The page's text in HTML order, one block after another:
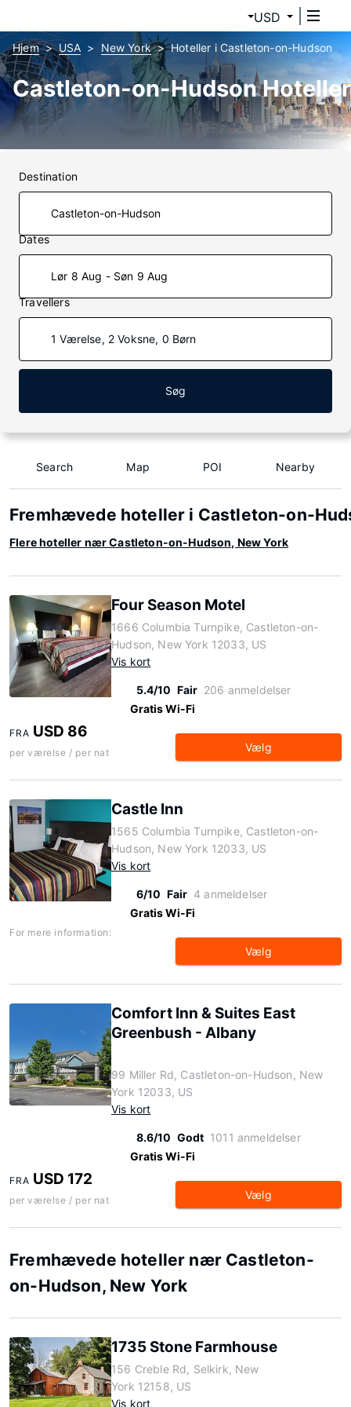
USD
Hjem USA New York Hoteller i Castleton-on-Hudson
Castleton-on-Hudson Hoteller
Destination
Dates
Lør 8 Aug - Søn 9 Aug
Travellers
1 Værelse, 2 Voksne, 0 Børn
Søg
Search Map POI Nearby
Fremhævede hoteller i Castleton-on-
Flere hoteller nær Castleton-on-Hudson, New York
Four Season Motel
1666 Columbia Turnpike, Castleton-on-
Hudson, New York 12033, US
Vis kort
5.4/10 Fair 206 anmeldelser
Gratis Wi-Fi
FRA USD 86
per værelse / per nat Vælg
Castle Inn
1565 Columbia Turnpike, Castleton-on-
Hudson, New York 12033, US
Vis kort
6/10 Fair 4 anmeldelser
Gratis Wi-Fi
For mere information:
Vælg
Comfort Inn & Suites East
Greenbush - Albany
99 Miller Rd, Castleton-on-Hudson, New
York 12033, US
Vis kort
8.6/10 Godt 1011 anmeldelser
Gratis Wi-Fi
FRA USD 172
per værelse / per nat Vælg
Fremhævede hoteller nær Castleton-
on-Hudson, New York
1735 Stone Farmhouse
156 Creble Rd, Selkirk, New
York 12158, US
Vis kort